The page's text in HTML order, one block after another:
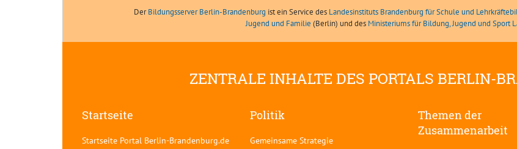
DerBildungsserver Berlin-Brandenburg ist ein Service des Landesinstituts Brandenburg für Schule und
Jugend und Familie (Berlin) und des Ministeriums für Bildung, Jugend und Sport
ZENTRALE INHALTE DES PORTALS BERLIN-
Startseite
Startseite Portal Berlin-Brandenburg.de
Politik
Gemeinsame Strategie
Themen der
Zusammenarbeit